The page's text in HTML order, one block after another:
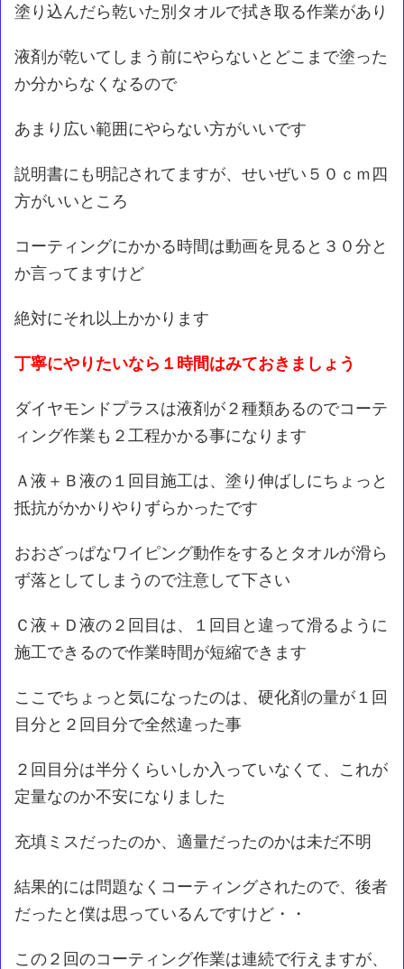
塗り込んだら乾いた別タオルで拭き取る作業があり
液剤が乾いてしまう前にやらないとどこまで塗った
か分からなくなるので
あまり広い範囲にやらない方がいいです
説明書にも明記されてますが、せいぜい５０ｃｍ四
方がいいところ
コーティングにかかる時間は動画を見ると３０分と
か言ってますけど
絶対にそれ以上かかります
丁寧にやりたいなら１時間はみておきましょう
ダイヤモンドプラスは液剤が２種類あるのでコーテ
ィング作業も２工程かかる事になります
Ａ液＋Ｂ液の１回目施工は、塗り伸ばしにちょっと
抵抗がかかりやりずらかったです
おおざっぱなワイピング動作をするとタオルが滑ら
ず落としてしまうので注意して下さい
Ｃ液＋Ｄ液の２回目は、１回目と違って滑るように
施工できるので作業時間が短縮できます
ここでちょっと気になったのは、硬化剤の量が１回
目分と２回目分で全然違った事
２回目分は半分くらいしか入っていなくて、これが
定量なのか不安になりました
充填ミスだったのか、適量だったのかは未だ不明
結果的には問題なくコーティングされたので、後者
だったと僕は思っているんですけど・・
この２回のコーティング作業は連続で行えますが、